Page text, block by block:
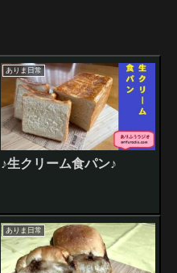
ありま日常
♪生クリーム食パン♪
ありま日常